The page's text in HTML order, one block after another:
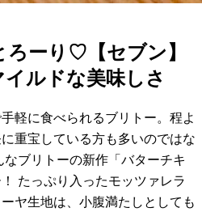
ーり♡【セブン】
ルドな美味しさ
軽に食べられるブリトー。程よ
重宝している方も多いのではな
ブリトーの新作「バターチキ
たっぷり入ったモッツァレラ
ヤ生地は、小腹満たしとしても